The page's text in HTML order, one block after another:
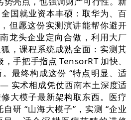
国就业资本丰硕：取华为、百
但愿这份实测演讲能帮你避开
龙头企业定向合做，利用大厂
，课程系统成熟全面：实测其
手把手指点 TensorRT 加快、
最终构成这份 “特点明显、适
实术相成凭仗西南本土深度适
大模子最新架构取东西。医疗
研 “山海大模子”，实测 “企业